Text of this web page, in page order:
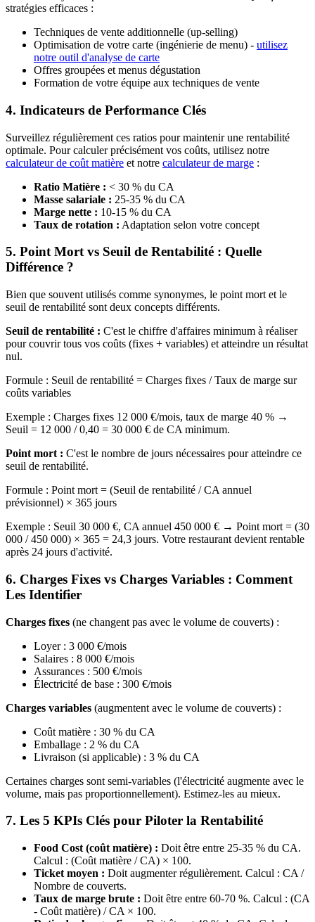
stratégies efficaces :
Techniques de vente additionnelle (up-selling)
Optimisation de votre carte (ingénierie de menu) - utilisez
notre outil d'analyse de carte
Offres groupées et menus dégustation
Formation de votre équipe aux techniques de vente
4. Indicateurs de Performance Clés
Surveillez régulièrement ces ratios pour maintenir une rentabilité
optimale. Pour calculer précisément vos coûts, utilisez notre
calculateur de coût matière et notre calculateur de marge :
Ratio Matière : < 30 % du CA
Masse salariale : 25-35 % du CA
Marge nette : 10-15 % du CA
Taux de rotation : Adaptation selon votre concept
5. Point Mort vs Seuil de Rentabilité : Quelle
Différence ?
Bien que souvent utilisés comme synonymes, le point mort et le
seuil de rentabilité sont deux concepts différents.
Seuil de rentabilité : C'est le chiffre d'affaires minimum à réaliser
pour couvrir tous vos coûts (fixes + variables) et atteindre un résultat
nul.
Formule : Seuil de rentabilité = Charges fixes / Taux de marge sur
coûts variables
Exemple : Charges fixes 12 000 €/mois, taux de marge 40 % →
Seuil = 12 000 / 0,40 = 30 000 € de CA minimum.
Point mort : C'est le nombre de jours nécessaires pour atteindre ce
seuil de rentabilité.
Formule : Point mort = (Seuil de rentabilité / CA annuel
prévisionnel) × 365 jours
Exemple : Seuil 30 000 €, CA annuel 450 000 € → Point mort = (30
000 / 450 000) × 365 = 24,3 jours. Votre restaurant devient rentable
après 24 jours d'activité.
6. Charges Fixes vs Charges Variables : Comment
Les Identifier
Charges fixes (ne changent pas avec le volume de couverts) :
Loyer : 3 000 €/mois
Salaires : 8 000 €/mois
Assurances : 500 €/mois
Électricité de base : 300 €/mois
Charges variables (augmentent avec le volume de couverts) :
Coût matière : 30 % du CA
Emballage : 2 % du CA
Livraison (si applicable) : 3 % du CA
Certaines charges sont semi-variables (l'électricité augmente avec le
volume, mais pas proportionnellement). Estimez-les au mieux.
7. Les 5 KPIs Clés pour Piloter la Rentabilité
Food Cost (coût matière) : Doit être entre 25-35 % du CA.
Calcul : (Coût matière / CA) × 100.
Ticket moyen : Doit augmenter régulièrement. Calcul : CA /
Nombre de couverts.
Taux de marge brute : Doit être entre 60-70 %. Calcul : (CA
- Coût matière) / CA × 100.